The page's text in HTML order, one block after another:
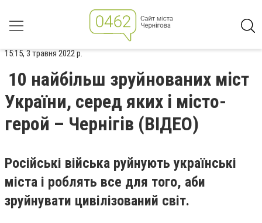
15:15, 3 травня 2022 р.
10 найбільш зруйнованих міст
України, серед яких і місто-
герой – Чернігів (ВІДЕО)
Російські війська руйнують українські
міста і роблять все для того, аби
зруйнувати цивілізований світ.